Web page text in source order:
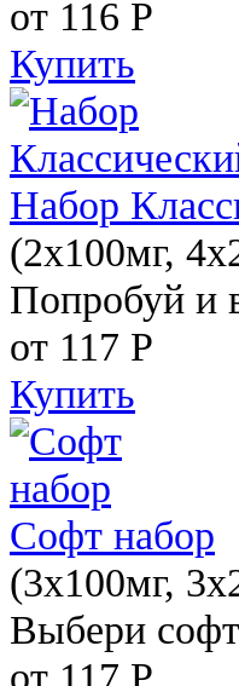
от 116 Р
Купить
Набор
(2x100мг,
Попробуй и
от 117 Р
Купить
Софт набор
(3x100мг,
Выбери
от 117 Р